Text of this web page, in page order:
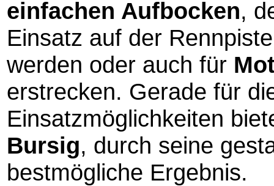
einfachen Aufbocken,
Einsatz auf der
werden oder auch für
erstrecken. Gerade für
Einsatzmöglichkeiten
Bursig, durch seine
bestmögliche Ergebnis.